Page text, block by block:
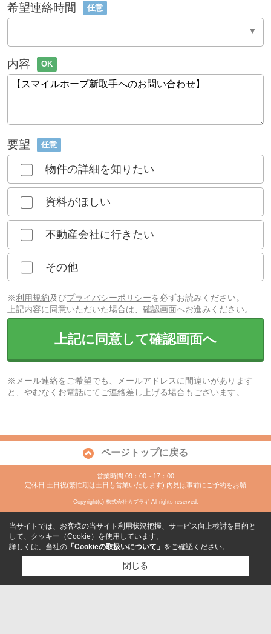
希望連絡時間 任意
内容 OK
要望 任意
物件の詳細を知りたい
資料がほしい
不動産会社に行きたい
その他
※利用規約及びプライバシーポリシーを必ずお読みください。
上記内容に同意いただいた場合は、確認画面へお進みください。
上記に同意して確認画面へ
※メール連絡をご希望でも、メールアドレスに間違いがあります
と、やむなくお電話にてご連絡差し上げる場合もございます。
ページトップに戻る
営業時間:09：00～17：00
定休日:土日祝(繁忙期は土日も営業いたします) 内見は事前にご予約をお願
Copyright(c) 株式会社カブラギ All rights reserved.
当サイトでは、お客様の当サイト利用状況把握、サービス向上検討を目的と
して、クッキー（Cookie）を使用しています。
詳しくは、当社の 「Cookieの取扱いについて」 をご確認ください。
閉じる